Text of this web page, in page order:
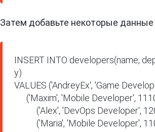
Затем добавьте некоторые данные
INSERT INTO developers(name,
y)
VALUES ('AndreyEx', 'Game
('Maxim', 'Mobile Developer',
('Alex', 'DevOps Developer',
('Maria', 'Mobile Developer',